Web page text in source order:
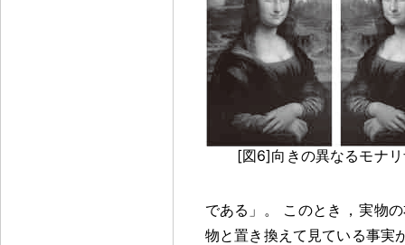
[図6]向きの異なるモナ
である」 。 このとき ， 実物
物と置き換えて見ている事実